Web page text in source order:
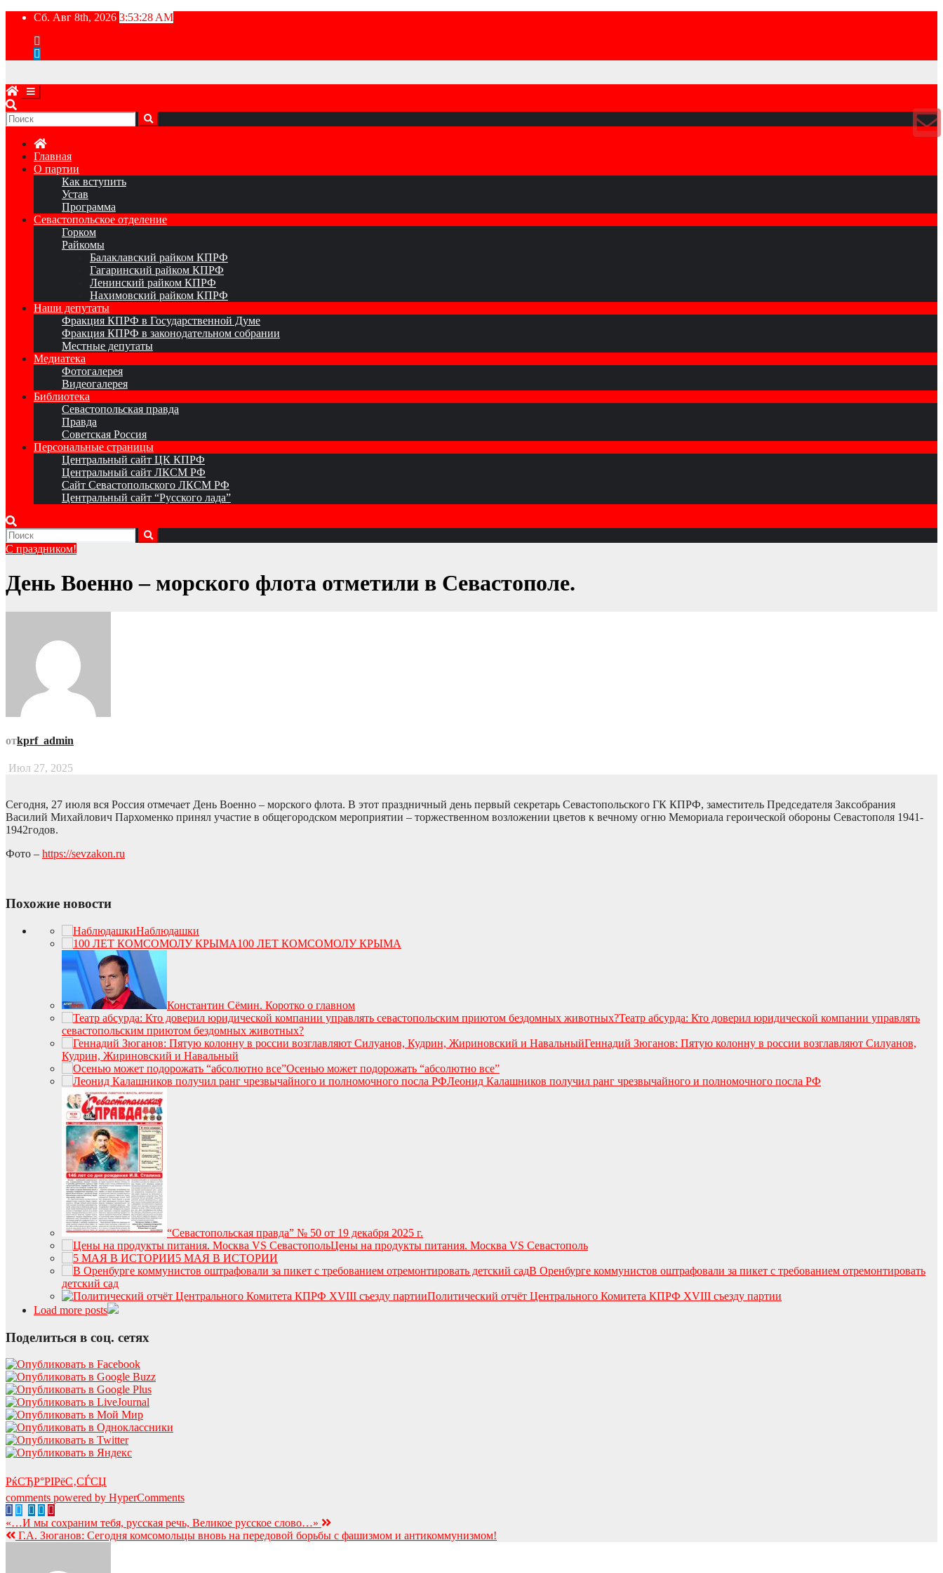
Перейти
содержимому
Сб. Авг 8th, 2026 3:53:29 AM
Главная
О партии
Как вступить
Устав
Программа
Севастопольское отделение
Горком
Райкомы
Балаклавский райком КПРФ
Гагаринский райком КПРФ
Ленинский райком КПРФ
Нахимовский райком КПРФ
Наши депутаты
Фракция КПРФ в Государственной Думе
Фракция КПРФ в законодательном собрании
Местные депутаты
Медиатека
Фотогалерея
Видеогалерея
Библиотека
Севастопольская правда
Правда
Советская Россия
Персональные страницы
Центральный сайт ЦК КПРФ
Центральный сайт ЛКСМ РФ
Сайт Севастопольского ЛКСМ РФ
Центральный сайт “Русского лада”
С праздником!
День Военно – морского флота отметили в Севастополе.
отkprf_admin
Июл 27, 2025
Сегодня, 27 июля вся Россия отмечает День Военно – морского флота. В этот праздничный день первый секретарь Севастопольского ГК КПРФ, заместитель Председателя Заксобрания
Василий Михайлович Пархоменко принял участие в общегородском мероприятии – торжественном возложении цветов к вечному огню Мемориала героической обороны Севастополя 1941-
1942годов.
Фото – https://sevzakon.ru
Похожие новости
Наблюдашки
100 ЛЕТ КОМСОМОЛУ КРЫМА
Константин Сёмин. Коротко о главном
Театр абсурда: Кто доверил юридической компании управлять
севастопольским приютом бездомных животных?
Геннадий Зюганов: Пятую колонну в россии возглавляют Силуанов,
Кудрин, Жириновский и Навальный
Осенью может подорожать “абсолютно все”
Леонид Калашников получил ранг чрезвычайного и полномочного посла РФ
“Севастопольская правда” № 50 от 19 декабря 2025 г.
Цены на продукты питания. Москва VS Севастополь
5 МАЯ В ИСТОРИИ
В Оренбурге коммунистов оштрафовали за пикет с требованием отремонтировать
детский сад
Политический отчёт Центрального Комитета КПРФ XVIII съезду партии
Load more posts
Поделиться в соц. сетях
РќСЂР°РІРёС‚СЃСЏ
comments powered by HyperComments
Навигация
по
«…И мы сохраним тебя, русская речь, Великое русское слово…»
Г.А. Зюганов: Сегодня комсомольцы вновь на передовой борьбы с фашизмом и антикоммунизмом!